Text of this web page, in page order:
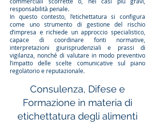
responsabilità penale.
In questo contesto, l’etichettatura si configura
come uno strumento di gestione del rischio
d’impresa e richiede un approccio specialistico,
capace di coordinare fonti normative,
interpretazioni giurisprudenziali e prassi di
vigilanza, nonché di valutare in modo preventivo
l’impatto delle scelte comunicative sul piano
regolatorio e reputazionale.
Consulenza, Difese e
Formazione in materia di
etichettatura degli alimenti